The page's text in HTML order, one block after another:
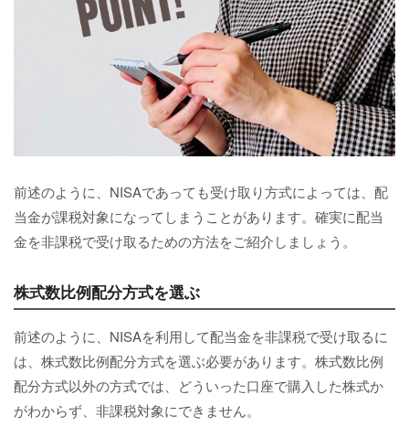
前述のように、NISAであっても受け取り方式によっては、配
当金が課税対象になってしまうことがあります。確実に配当
金を非課税で受け取るための方法をご紹介しましょう。
株式数比例配分方式を選ぶ
前述のように、NISAを利用して配当金を非課税で受け取るに
は、株式数比例配分方式を選ぶ必要があります。株式数比例
配分方式以外の方式では、どういった口座で購入した株式か
がわからず、非課税対象にできません。